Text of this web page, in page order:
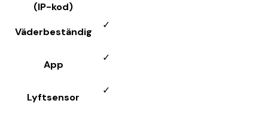
(IP-kod)
Väderbeständig
✓
App
✓
Lyftsensor
✓